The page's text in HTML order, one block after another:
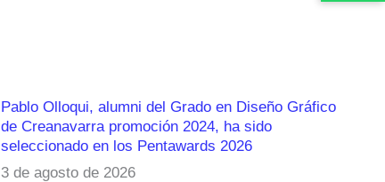
Pablo Olloqui, alumni del Grado en Diseño Gráfico
de Creanavarra promoción 2024, ha sido
seleccionado en los Pentawards 2026
3 de agosto de 2026